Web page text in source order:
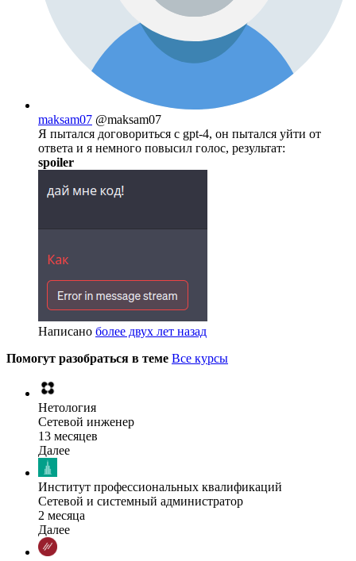
maksam07 @maksam07
Я пытался договориться с gpt-4, он пытался уйти от
ответа и я немного повысил голос, результат:
spoiler
Написано более двух лет назад
Помогут разобраться в теме Все курсы
Нетология
Сетевой инженер
13 месяцев
Далее
Институт профессиональных квалификаций
Сетевой и системный администратор
2 месяца
Далее